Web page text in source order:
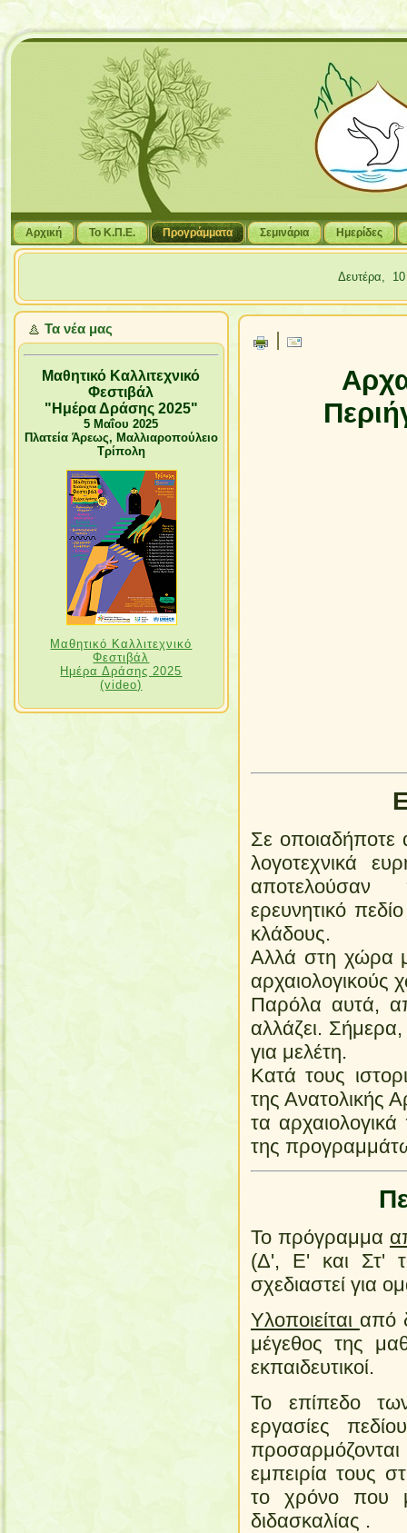
Αρχική Το Κ.Π.Ε. Προγράμματα Σεμινάρια Hμερίδες
Δευτέρα,
Τα νέα μας
Μαθητικό Καλλιτεχνικό
Φεστιβάλ
"Ημέρα Δράσης 2025"
5 Μαΐου 2025
Πλατεία Άρεως, Μαλλιαροπούλειο
Τρίπολη
Μαθητικό Καλλιτεχνικό
Φεστιβάλ
Ημέρα Δράσης 2025
(video)
|
Σε οποιαδήποτε
λογοτεχνικά
αποτελούσαν
ερευνητικό
κλάδους.
Αλλά στη χώρα
αρχαιολογικούς
Παρόλα αυτά,
αλλάζει.
για μελέτη.
Κατά τους
της Ανατολικής
τα
της
Το πρόγραμμα
(Δ', Ε' και Στ'
σχεδιαστεί για
Υλοποιείται από
μέγεθος της
εκπαιδευτικοί.
Το επίπεδο
εργασίες
εμπειρία τους
το χρόνο που
διδασκαλίας .